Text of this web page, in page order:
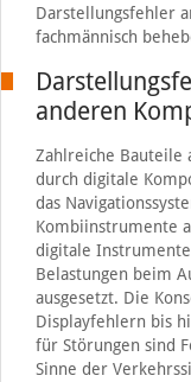
Darstellungsfehler
fachmännisch
anderen
Zahlreiche Bauteile
durch digitale
das
Kombiinstrumente
digitale
Belastungen beim
ausgesetzt. Die
Displayfehlern bis
für Störungen sind
Sinne der